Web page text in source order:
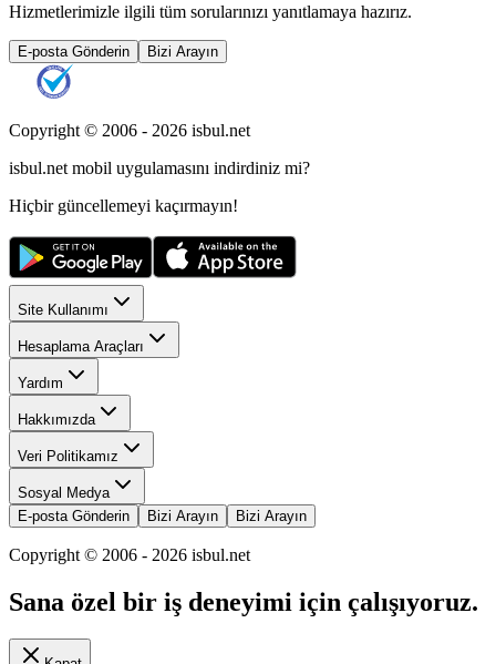
Hizmetlerimizle ilgili tüm sorularınızı yanıtlamaya hazırız.
E-posta Gönderin Bizi Arayın
Copyright © 2006 - 2026 isbul.net
isbul.net mobil uygulamasını indirdiniz mi?
Hiçbir güncellemeyi kaçırmayın!
Site Kullanımı
Hesaplama Araçları
Yardım
Hakkımızda
Veri Politikamız
Sosyal Medya
E-posta Gönderin
Bizi Arayın Bizi Arayın
Copyright © 2006 - 2026 isbul.net
Sana özel bir iş deneyimi için çalışıyoruz.